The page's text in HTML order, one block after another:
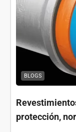
BLOGS
protección,